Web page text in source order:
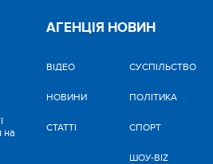
на
АГЕНЦІЯ НОВИН
ВІДЕО
НОВИНИ
СТАТТІ
CУСПІЛЬСТВО
ПОЛІТИКА
СПОРТ
ШОУ-BIZ